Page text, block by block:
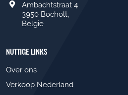
Ambachtstraat 4
3950 Bocholt,
België
NUTTIGE LINKS
Over ons
Verkoop Nederland